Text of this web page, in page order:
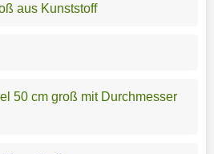
aus Kunststoff
50 cm groß mit Durchmesser